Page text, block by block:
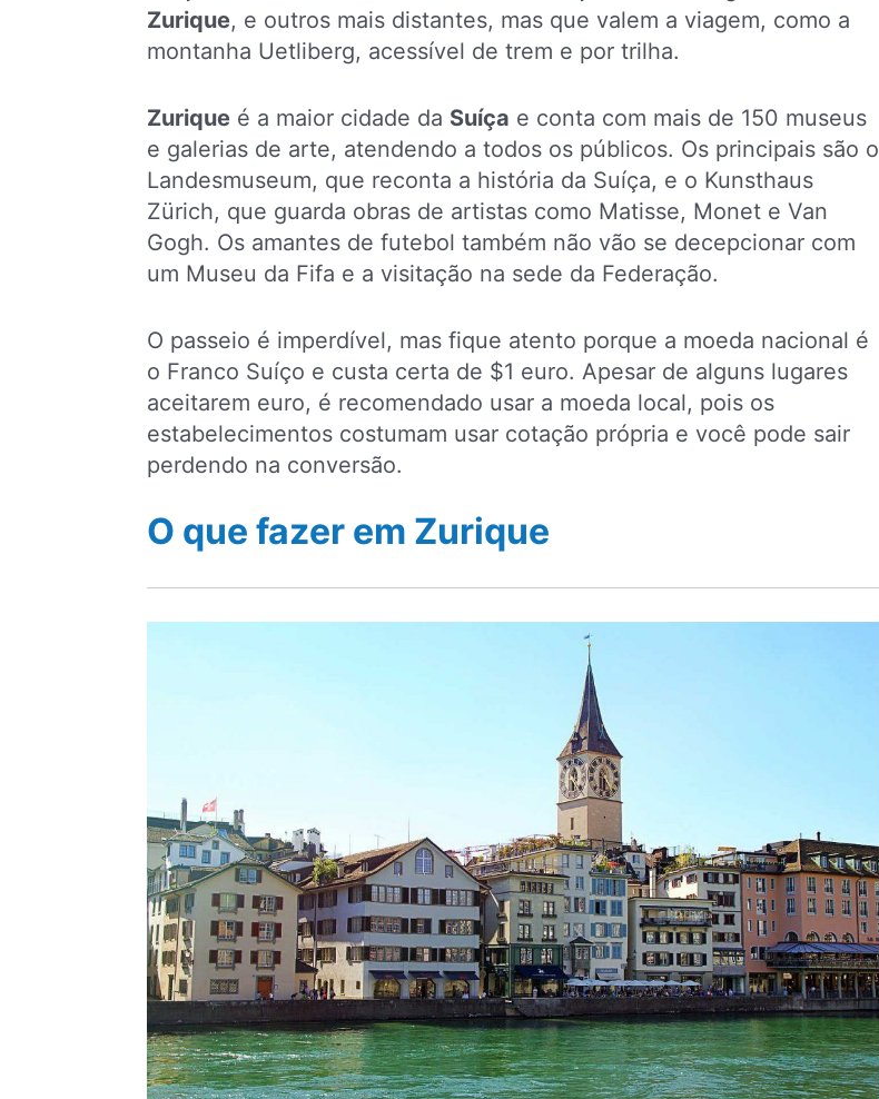
Zurique, e outros mais distantes, mas que valem a viagem, como a
montanha Uetliberg, acessível de trem e por trilha.
Zurique é a maior cidade da Suíça e conta com mais de 150 museus
e galerias de arte, atendendo a todos os públicos. Os principais são o
Landesmuseum, que reconta a história da Suíça, e o Kunsthaus
Zürich, que guarda obras de artistas como Matisse, Monet e Van
Gogh. Os amantes de futebol também não vão se decepcionar com
um Museu da Fifa e a visitação na sede da Federação.
O passeio é imperdível, mas fique atento porque a moeda nacional é
o Franco Suíço e custa certa de $1 euro. Apesar de alguns lugares
aceitarem euro, é recomendado usar a moeda local, pois os
estabelecimentos costumam usar cotação própria e você pode sair
perdendo na conversão.
O que fazer em Zurique